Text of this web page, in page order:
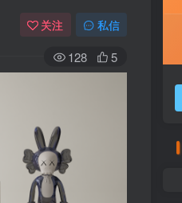
关注 私信
128 5